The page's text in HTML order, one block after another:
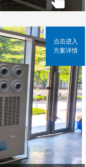
点击进入
方案详情